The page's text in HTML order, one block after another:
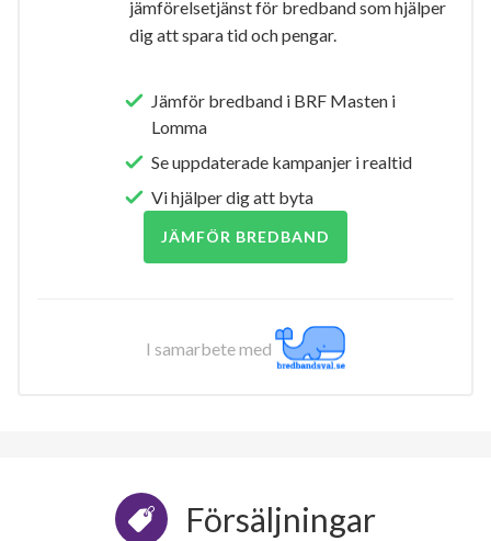
jämförelsetjänst för bredband som hjälper
dig att spara tid och pengar.
Jämför bredband i BRF Masten i
Lomma
Se uppdaterade kampanjer i realtid
Vi hjälper dig att byta
JÄMFÖR BREDBAND
I samarbete med
Försäljningar